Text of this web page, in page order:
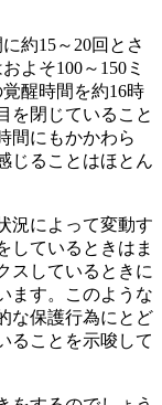
約15～20回とさ
よそ100～150ミ
醒時間を約16時
を閉じていること
間にもかかわら
じることはほとん
況によって変動す
しているときはま
スしているときに
ます。このような
な保護行為にとど
ることを示唆して